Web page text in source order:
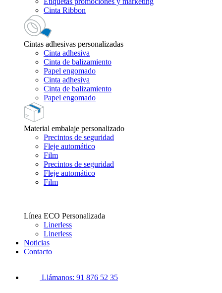
Cinta Ribbon
Cintas adhesivas personalizadas
Cinta adhesiva
Cinta de balizamiento
Papel engomado
Cinta adhesiva
Cinta de balizamiento
Papel engomado
Material embalaje personalizado
Precintos de seguridad
Fleje automático
Film
Precintos de seguridad
Fleje automático
Film
Línea ECO Personalizada
Linerless
Linerless
Noticias
Contacto
Llámanos: 91 876 52 35